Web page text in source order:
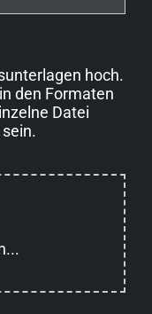
hoch.
den Formaten
Datei